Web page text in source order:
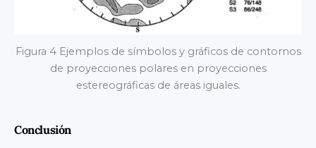
Figura 4 Ejemplos de símbolos y gráficos de contornos
de proyecciones polares en proyecciones
estereográficas de áreas iguales.
Conclusión